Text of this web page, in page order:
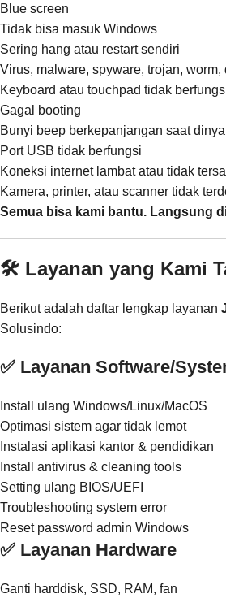
Blue screen
Tidak bisa masuk Windows
Sering hang atau restart sendiri
Virus, malware, spyware, trojan, worm,
Keyboard atau touchpad tidak
Gagal booting
Bunyi beep berkepanjangan saat
Port USB tidak berfungsi
Koneksi internet lambat atau tidak
Kamera, printer, atau scanner tidak
Semua bisa kami bantu. Langsung
🛠️ Layanan yang Kami
Berikut adalah daftar lengkap layanan
Solusindo:
✅ Layanan Software/
Install ulang Windows/Linux/MacOS
Optimasi sistem agar tidak lemot
Instalasi aplikasi kantor & pendidikan
Install antivirus & cleaning tools
Setting ulang BIOS/UEFI
Troubleshooting system error
Reset password admin Windows
✅ Layanan Hardware
Ganti harddisk, SSD, RAM, fan